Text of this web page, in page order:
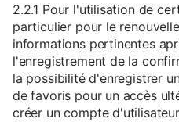
2.2.1 Pour l'utilisation de
particulier pour le
informations pertinentes
l'enregistrement de la
la possibilité d'enregistrer
de favoris pour un accès
créer un compte